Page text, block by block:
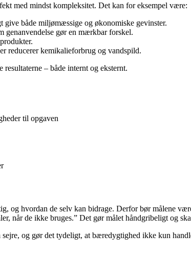
med mindst kompleksitet. Det kan for eksempel være:
både miljømæssige og økonomiske gevinster.
genanvendelse gør en mærkbar forskel.
reducerer kemikalieforbrug og vandspild.
– både internt og eksternt.
til opgaven
og hvordan de selv kan bidrage. Derfor bør målene
når de ikke bruges.” Det gør målet håndgribeligt og
og gør det tydeligt, at bæredygtighed ikke kun